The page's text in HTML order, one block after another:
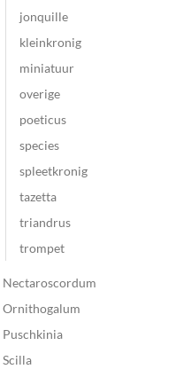
jonquille
kleinkronig
miniatuur
overige
poeticus
species
spleetkronig
tazetta
triandrus
trompet
Nectaroscordum
Ornithogalum
Puschkinia
Scilla